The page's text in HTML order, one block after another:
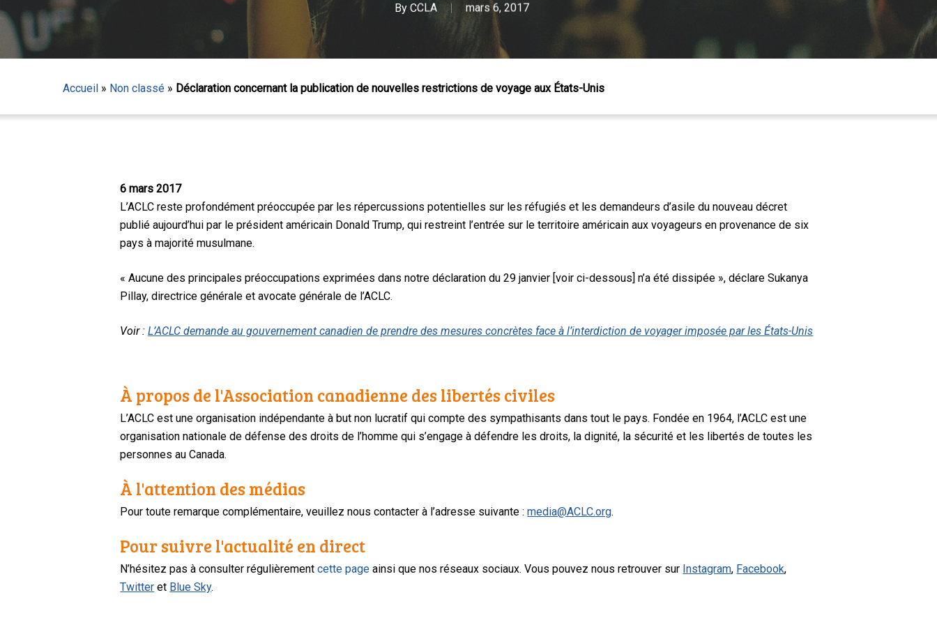
By CCLA mars 6, 2017
Accueil » Non classé » Déclaration concernant la publication de nouvelles restrictions de voyage aux États-Unis
6 mars 2017
L’ACLC reste profondément préoccupée par les répercussions potentielles sur les réfugiés et les demandeurs d’asile du nouveau décret
publié aujourd’hui par le président américain Donald Trump, qui restreint l’entrée sur le territoire américain aux voyageurs en provenance de six
pays à majorité musulmane.
« Aucune des principales préoccupations exprimées dans notre déclaration du 29 janvier [voir ci-dessous] n’a été dissipée », déclare Sukanya
Pillay, directrice générale et avocate générale de l’ACLC.
Voir :L’ACLC demande au gouvernement canadien de prendre des mesures concrètes face à l’interdiction de voyager imposée par les États-Unis
À propos de l'Association canadienne des libertés civiles
L’ACLC est une organisation indépendante à but non lucratif qui compte des sympathisants dans tout le pays. Fondée en 1964, l’ACLC est une
organisation nationale de défense des droits de l’homme qui s’engage à défendre les droits, la dignité, la sécurité et les libertés de toutes les
personnes au Canada.
À l'attention des médias
Pour toute remarque complémentaire, veuillez nous contacter à l’adresse suivante :media@ACLC.org.
Pour suivre l'actualité en direct
N’hésitez pas à consulter régulièrementcette page ainsi que nos réseaux sociaux. Vous pouvez nous retrouver sur Instagram, Facebook,
Twitter et Blue Sky.